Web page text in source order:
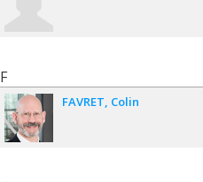
F
FAVRET Colin